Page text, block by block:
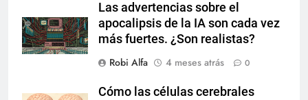
Las advertencias sobre el
apocalipsis de la IA son cada vez
más fuertes. ¿Son realistas?
Robi Alfa
4 meses atrás 0
Cómo las células cerebrales